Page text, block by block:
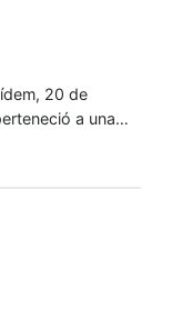
20 de
a una…